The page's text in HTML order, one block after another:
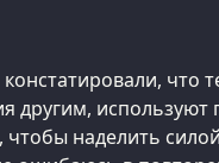
что
другим, используют
чтобы наделить